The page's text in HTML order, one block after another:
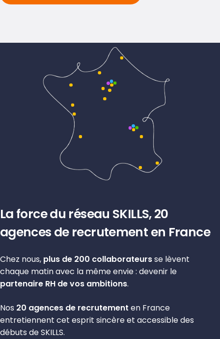
La force du réseau SKILLS,20
agences de recrutement en France
Chez nous, plus de 200 collaborateursse lèvent
chaque matin avec la même envie : devenir le
partenaire RH de vos ambitions.
Nos 20 agences de recrutement en France
entretiennent cet esprit sincère et accessible des
débuts de SKILLS.